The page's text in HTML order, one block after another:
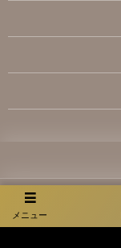
メニュー